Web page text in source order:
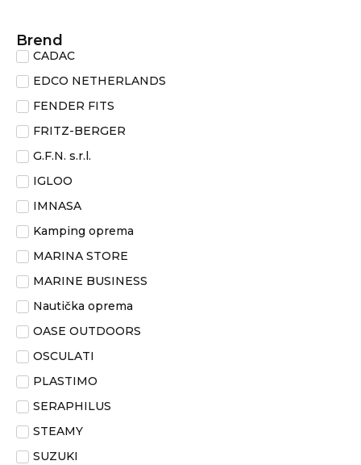
Brend
CADAC
EDCO NETHERLANDS
FENDER FITS
FRITZ-BERGER
G.F.N. s.r.l.
IGLOO
IMNASA
Kamping oprema
MARINA STORE
MARINE BUSINESS
Nautička oprema
OASE OUTDOORS
OSCULATI
PLASTIMO
SERAPHILUS
STEAMY
SUZUKI